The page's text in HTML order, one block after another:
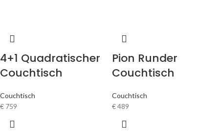
4+1 Quadratischer
Couchtisch
Couchtisch
€ 759
Pion Runder
Couchtisch
Couchtisch
€489